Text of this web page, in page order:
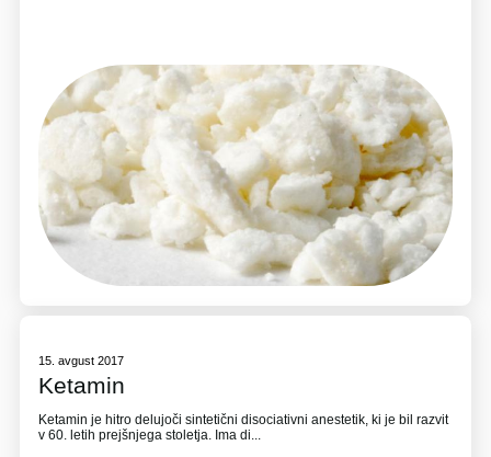
15. avgust 2017
Ketamin
Ketamin je hitro delujoči sintetični disociativni anestetik, ki je bil razvit
v 60. letih prejšnjega stoletja. Ima di...